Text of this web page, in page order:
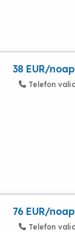
38 EUR/
Telefon
76 EUR/
Telefon